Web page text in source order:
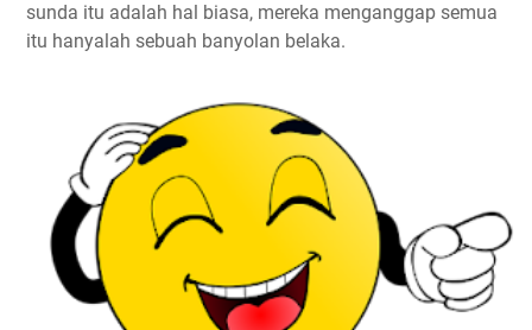
sunda itu adalah hal biasa, mereka menganggap semua
itu hanyalah sebuah banyolan belaka.